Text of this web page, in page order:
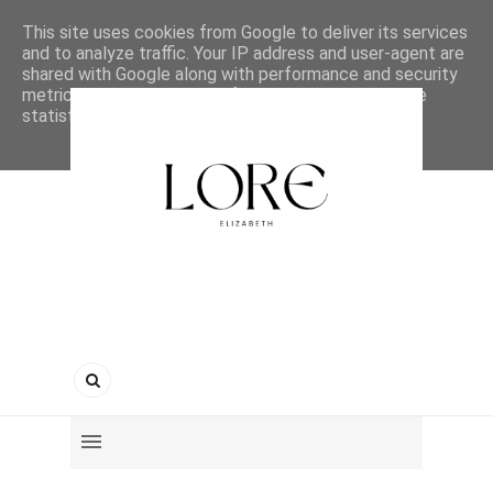
This site uses cookies from Google to deliver its services
and to analyze traffic. Your IP address and user-agent are
shared with Google along with performance and security
metrics to ensure quality of service, generate usage
statistics, and to detect and address abuse.